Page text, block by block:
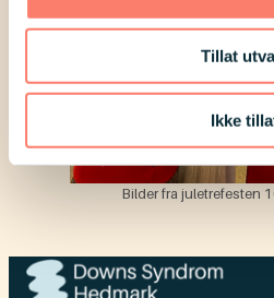
Tillat
Ikke
Bilder fra juletrefesten